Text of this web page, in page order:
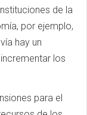
de la
por ejemplo,
hay un
los
para el